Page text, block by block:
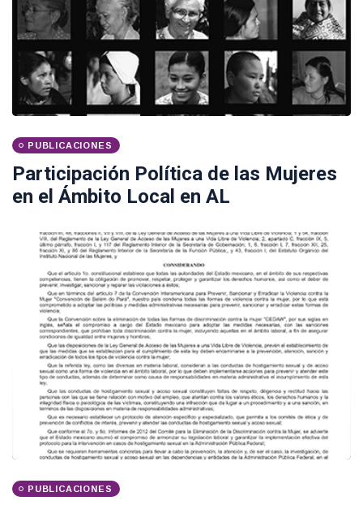
PUBLICACIONES
Participación Política de las Mujeres
en el Ámbito Local en AL
PUBLICACIONES